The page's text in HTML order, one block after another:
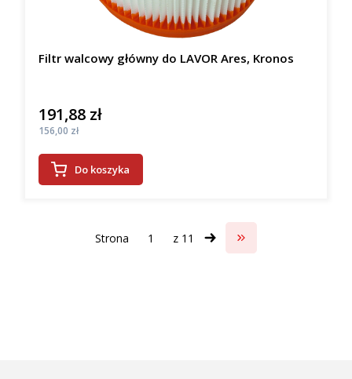
Filtr walcowy główny do LAVOR Ares, Kronos
Cena
191,88 zł
Cena
156,00 zł
Do koszyka
Strona z 11 Przejdź do ostatniej